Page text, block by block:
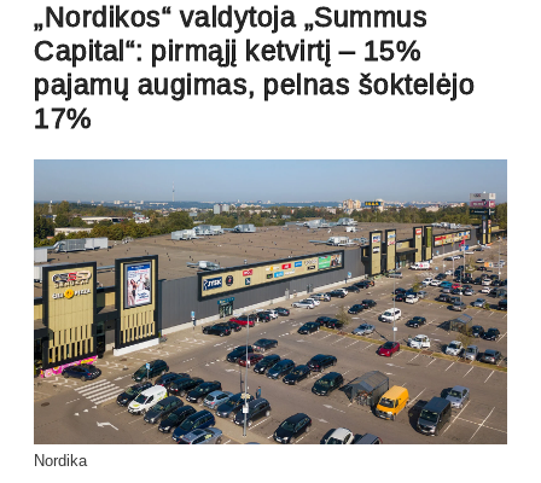
„Nordikos“ valdytoja „Summus
Capital“: pirmąjį ketvirtį – 15%
pajamų augimas, pelnas šoktelėjo
17%
Nordika